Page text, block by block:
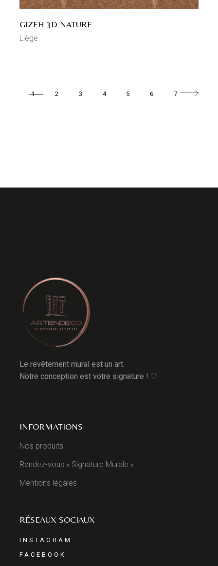
GIZEH 3D NATURE
Liège
1 2 3 4 5 6 7
Le revêtement mural est un art.
Notre conception est votre signature ! ♡
INFORMATIONS
Nos produits
Rendez-vous « Signature Murale »
Mentions légales
RÉSEAUX SOCIAUX
INSTAGRAM
FACEBOOK